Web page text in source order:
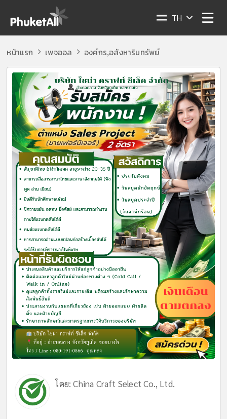
TH
หน้าแรก เพจออล องค์กร,อสังหาริมทรัพย์
โดย:China Craft Select Co., Ltd.